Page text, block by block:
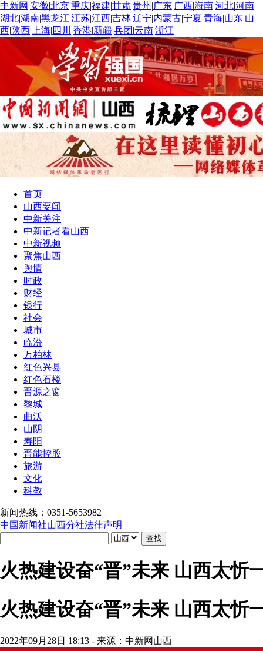
中新网 |安徽|北京|重庆|福建|甘肃|贵州 |广东|广西|海南|河北|河南|
湖北|湖南|黑龙江|江苏|江西|吉林|辽宁|内蒙古|宁夏|青海|山东|山
西|陕西| 上海| 四川 |香港|新疆|兵团 |云南|浙江
首页
山西要闻
中新关注
中新记者看山西
中新视频
聚焦山西
舆情
时政
财经
银行
社会
城市
临汾
万柏林
红色兴县
红色石楼
晋源之窗
黎城
曲沃
山阴
寿阳
晋能控股
旅游
文化
科教
新闻热线：0351-5653982
中国新闻社山西分社法律声明
火热建设奋“晋”未来 山西太忻
火热建设奋“晋”未来 山西太忻
2022年09月28日 18:13 - 来源：中新网山西